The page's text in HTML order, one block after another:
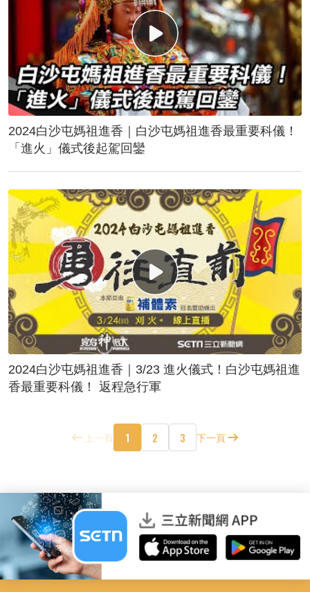
2024白沙屯媽祖進香｜白沙屯媽祖進香最重要科儀！
「進火」儀式後起駕回鑾
2024白沙屯媽祖進香｜3/23 進火儀式！白沙屯媽祖進
香最重要科儀！ 返程急行軍
上一頁 1 2 3 下一頁